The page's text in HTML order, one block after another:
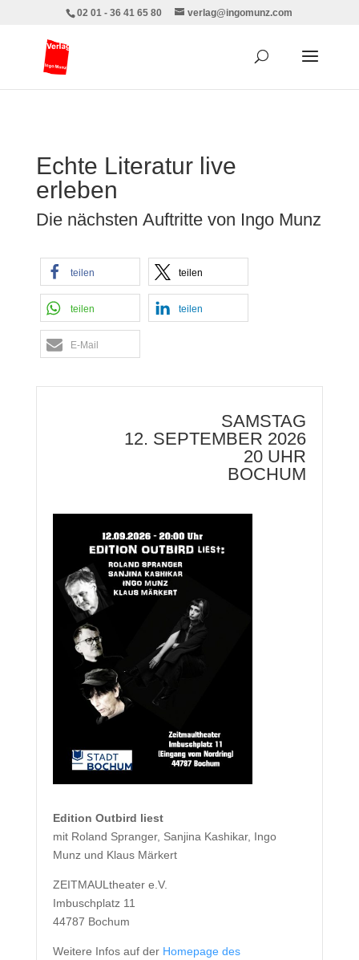
02 01 - 36 41 65 80 verlag@ingomunz.com
Echte Literatur live
erleben
Die nächsten Auftritte von Ingo Munz
teilen teilen
teilen teilen
E-Mail
SAMSTAG
12. SEPTEMBER 2026
20 UHR
BOCHUM
Edition Outbird liest
mit Roland Spranger, Sanjina Kashikar, Ingo
Munz und Klaus Märkert
ZEITMAULtheater e.V.
Imbuschplatz 11
44787 Bochum
Weitere Infos auf der Homepage des